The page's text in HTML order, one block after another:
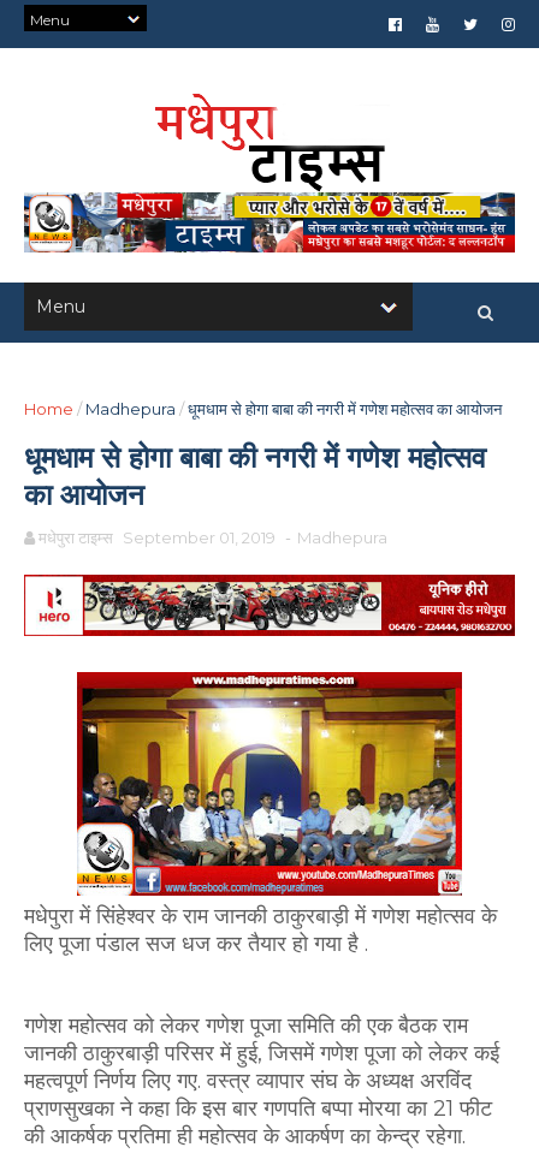
Home / Madhepura /धूमधाम से होगा बाबा की नगरी में गणेश महोत्सव का आयोजन
धूमधाम से होगा बाबा की नगरी में गणेश महोत्सव
का आयोजन
मधेपुरा टाइम्स September 01, 2019 - Madhepura
मधेपुरा में सिंहेश्वर के राम जानकी ठाकुरबाड़ी में गणेश महोत्सव के
लिए पूजा पंडाल सज धज कर तैयार हो गया है .
गणेश महोत्सव को लेकर गणेश पूजा समिति की एक बैठक राम
जानकी ठाकुरबाड़ी परिसर में हुई, जिसमें गणेश पूजा को लेकर कई
महत्वपूर्ण निर्णय लिए गए. वस्त्र व्यापार संघ के अध्यक्ष अरविंद
प्राणसुखका ने कहा कि इस बार गणपति बप्पा मोरया का 21 फीट
की आकर्षक प्रतिमा ही महोत्सव के आकर्षण का केन्द्र रहेगा.